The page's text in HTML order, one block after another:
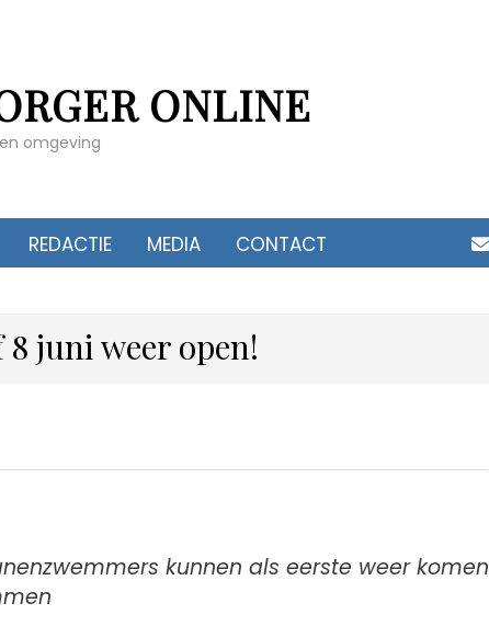
ONLINE
omgeving
REDACTIE MEDIA CONTACT
juni weer open!
kunnen als eerste weer komen